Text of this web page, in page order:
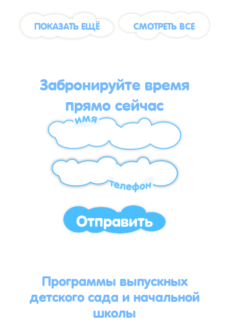
ПОКАЗАТЬ ЕЩЁ СМОТРЕТЬ ВСЕ
Забронируйте время
прямо сейчас
Отправить
Программы выпускных
детского сада и начальной
школы